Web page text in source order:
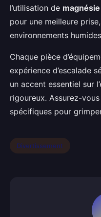
l’utilisation de magnésie
pour une meilleure
environnements
Chaque pièce
expérience d’escalade
un accent essentiel sur
rigoureux. Assurez-
spécifiques pour
Divertissement